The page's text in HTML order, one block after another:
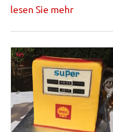
lesen Sie mehr